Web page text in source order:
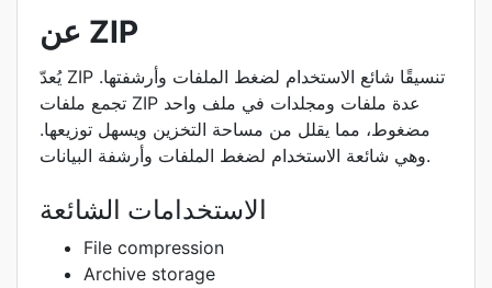
عن ZIP
يُعدّ ZIP تنسيقًا شائع الاستخدام لضغط الملفات وأرشفتها.
تجمع ملفات ZIP عدة ملفات ومجلدات في ملف واحد
مضغوط، مما يقلل من مساحة التخزين ويسهل توزيعها.
وهي شائعة الاستخدام لضغط الملفات وأرشفة البيانات.
الاستخدامات الشائعة
File compression
Archive storage